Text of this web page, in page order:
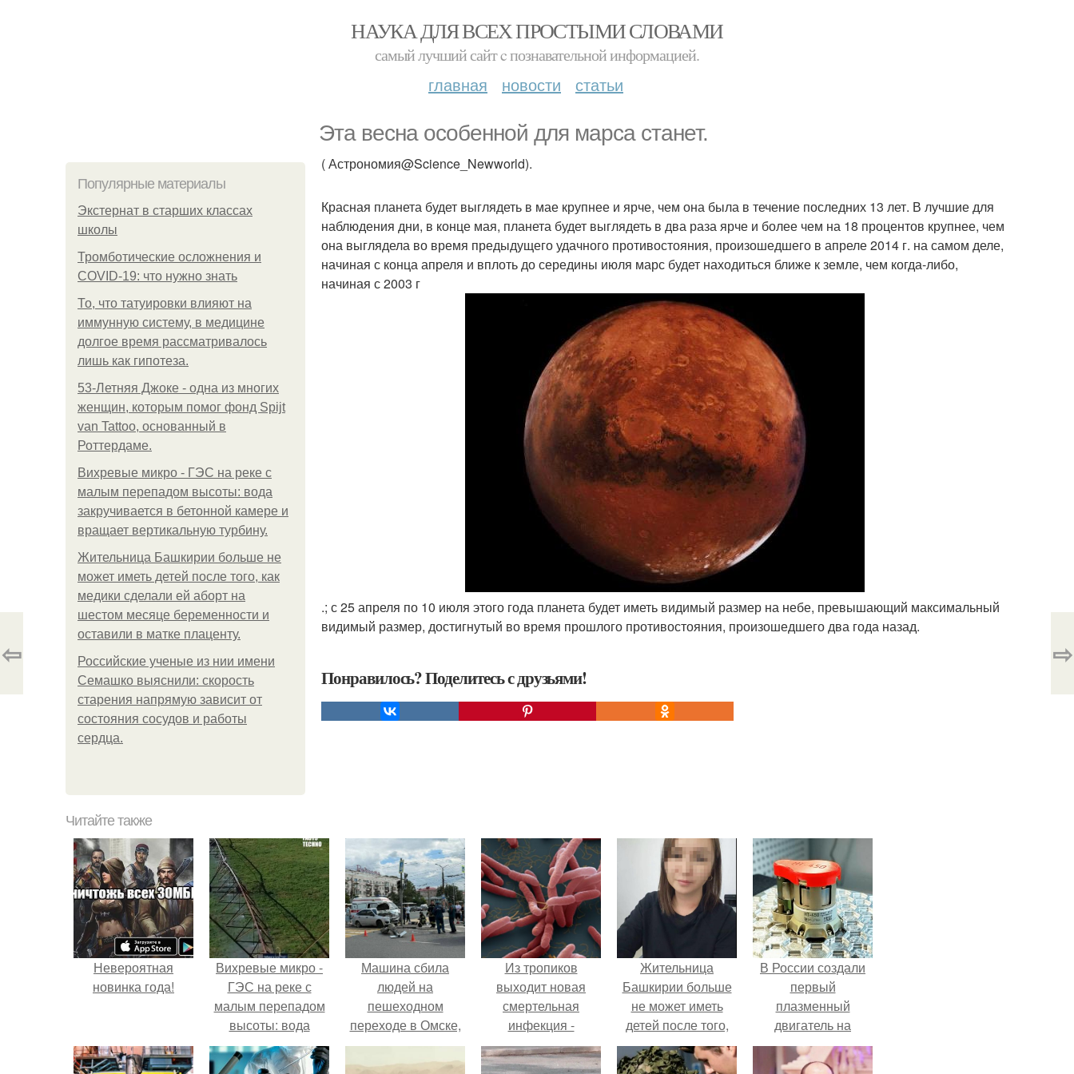
НАУКА ДЛЯ ВСЕХ ПРОСТЫМИ СЛОВАМИ
самый лучший сайт c познавательной информацией.
главная новости статьи
Эта весна особенной для марса станет.
Популярные материалы
Экстернат в старших классах
школы
Тромботические осложнения и
COVID-19: что нужно знать
То, что татуировки влияют на
иммунную систему, в медицине
долгое время рассматривалось
лишь как гипотеза.
53-Летняя Джоке - одна из многих
женщин, которым помог фонд Spijt
van Tattoo, основанный в
Роттердаме.
Вихревые микро - ГЭС на реке с
малым перепадом высоты: вода
закручивается в бетонной камере и
вращает вертикальную турбину.
Жительница Башкирии больше не
может иметь детей после того, как
медики сделали ей аборт на
шестом месяце беременности и
оставили в матке плаценту.
Российские ученые из нии имени
Семашко выяснили: скорость
старения напрямую зависит от
состояния сосудов и работы
сердца.
( Астрономия@Science_Newworld).
Красная планета будет выглядеть в мае крупнее и ярче, чем она была в течение последних 13 лет. В лучшие для
наблюдения дни, в конце мая, планета будет выглядеть в два раза ярче и более чем на 18 процентов крупнее, чем
она выглядела во время предыдущего удачного противостояния, произошедшего в апреле 2014 г. на самом деле,
начиная с конца апреля и вплоть до середины июля марс будет находиться ближе к земле, чем когда-либо,
начиная с 2003 г
.; с 25 апреля по 10 июля этого года планета будет иметь видимый размер на небе, превышающий максимальный
видимый размер, достигнутый во время прошлого противостояния, произошедшего два года назад.
Понравилось? Поделитесь с друзьями!
⇦ ⇨
Читайте также
Невероятная
новинка года!
Вихревые микро -
ГЭС на реке с
малым перепадом
высоты: вода
закручивается в
бетонной камере и
Машина сбила
людей на
пешеходном
переходе в Омске,
пострадали 8
человек.
Из тропиков
выходит новая
смертельная
инфекция -
мелиоидоз.
Жительница
Башкирии больше
не может иметь
детей после того,
как медики сделали
ей аборт на шестом
В России создали
первый
плазменный
двигатель на
криптоне.